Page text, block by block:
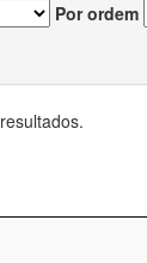
Por ordem